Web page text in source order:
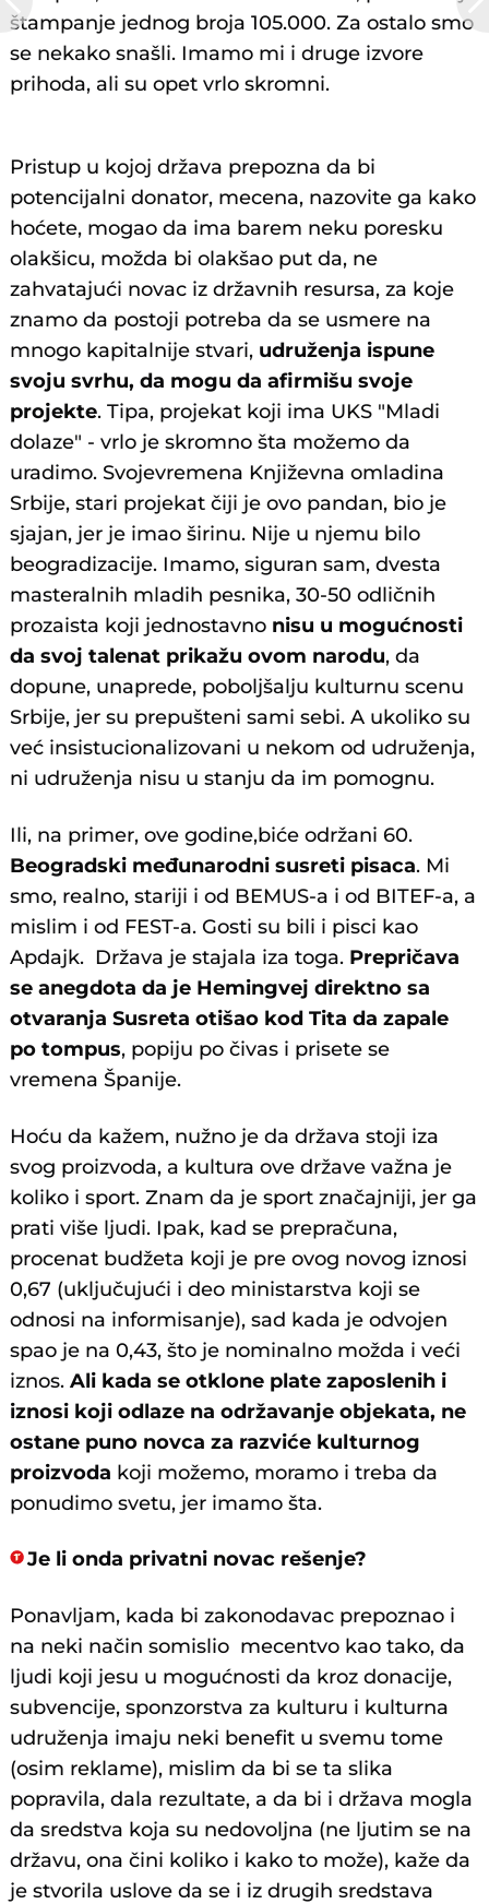
štampanje jednog broja 105.000. Za ostalo smo
se nekako snašli. Imamo mi i druge izvore
prihoda, ali su opet vrlo skromni.
Pristup u kojoj država prepozna da bi
potencijalni donator, mecena, nazovite ga kako
hoćete, mogao da ima barem neku poresku
olakšicu, možda bi olakšao put da, ne
zahvatajući novac iz državnih resursa, za koje
znamo da postoji potreba da se usmere na
mnogo kapitalnije stvari, udruženja ispune
svoju svrhu, da mogu da afirmišu svoje
projekte. Tipa, projekat koji ima UKS "Mladi
dolaze" - vrlo je skromno šta možemo da
uradimo. Svojevremena Književna omladina
Srbije, stari projekat čiji je ovo pandan, bio je
sjajan, jer je imao širinu. Nije u njemu bilo
beogradizacije. Imamo, siguran sam, dvesta
masteralnih mladih pesnika, 30-50 odličnih
prozaista koji jednostavno nisu u mogućnosti
da svoj talenat prikažu ovom narodu, da
dopune, unaprede, poboljšalju kulturnu scenu
Srbije, jer su prepušteni sami sebi. A ukoliko su
već insistucionalizovani u nekom od udruženja,
ni udruženja nisu u stanju da im pomognu.
Ili, na primer, ove godine,biće održani 60.
Beogradski međunarodni susreti pisaca. Mi
smo, realno, stariji i od BEMUS-a i od BITEF-a, a
mislim i od FEST-a. Gosti su bili i pisci kao
Apdajk. Država je stajala iza toga. Prepričava
se anegdota da je Hemingvej direktno sa
otvaranja Susreta otišao kod Tita da zapale
po tompus, popiju po čivas i prisete se
vremena Španije.
Hoću da kažem, nužno je da država stoji iza
svog proizvoda, a kultura ove države važna je
koliko i sport. Znam da je sport značajniji, jer ga
prati više ljudi. Ipak, kad se prepračuna,
procenat budžeta koji je pre ovog novog iznosi
0,67 (uključujući i deo ministarstva koji se
odnosi na informisanje), sad kada je odvojen
spao je na 0,43, što je nominalno možda i veći
iznos.Ali kada se otklone plate zaposlenih i
iznosi koji odlaze na održavanje objekata, ne
ostane puno novca za razviće kulturnog
proizvoda koji možemo, moramo i treba da
ponudimo svetu, jer imamo šta.
Je li onda privatni novac rešenje?
Ponavljam, kada bi zakonodavac prepoznao i
na neki način somislio mecentvo kao tako, da
ljudi koji jesu u mogućnosti da kroz donacije,
subvencije, sponzorstva za kulturu i kulturna
udruženja imaju neki benefit u svemu tome
(osim reklame), mislim da bi se ta slika
popravila, dala rezultate, a da bi i država mogla
da sredstva koja su nedovoljna (ne ljutim se na
državu, ona čini koliko i kako to može), kaže da
je stvorila uslove da se i iz drugih sredstava